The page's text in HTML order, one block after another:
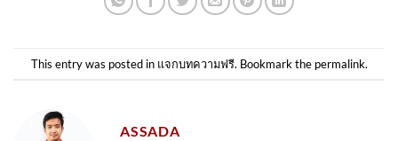
This entry was posted in แจกบทความฟรี. Bookmark the permalink.
ASSADA